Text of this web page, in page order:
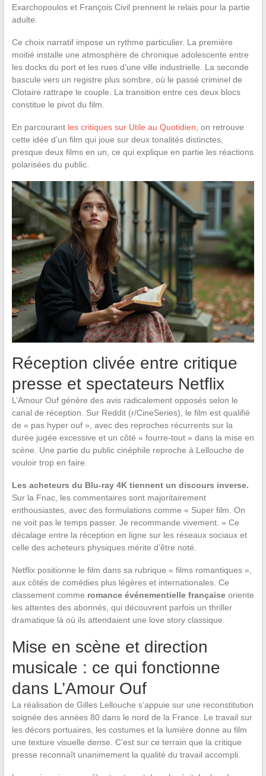
Exarchopoulos et François Civil prennent le relais pour la partie
adulte.
Ce choix narratif impose un rythme particulier. La première
moitié installe une atmosphère de chronique adolescente entre
les docks du port et les rues d’une ville industrielle. La seconde
bascule vers un registre plus sombre, où le passé criminel de
Clotaire rattrape le couple. La transition entre ces deux blocs
constitue le pivot du film.
En parcourant les critiques sur Utile au Quotidien , on retrouve
cette idée d’un film qui joue sur deux tonalités distinctes,
presque deux films en un, ce qui explique en partie les réactions
polarisées du public.
Réception clivée entre critique
presse et spectateurs Netflix
L’Amour Ouf génère des avis radicalement opposés selon le
canal de réception. Sur Reddit (r/CineSeries), le film est qualifié
de « pas hyper ouf », avec des reproches récurrents sur la
durée jugée excessive et un côté « fourre-tout » dans la mise en
scène. Une partie du public cinéphile reproche à Lellouche de
vouloir trop en faire.
Les acheteurs du Blu-ray 4K tiennent un discours inverse.
Sur la Fnac, les commentaires sont majoritairement
enthousiastes, avec des formulations comme « Super film. On
ne voit pas le temps passer. Je recommande vivement. » Ce
décalage entre la réception en ligne sur les réseaux sociaux et
celle des acheteurs physiques mérite d’être noté.
Netflix positionne le film dans sa rubrique « films romantiques »,
aux côtés de comédies plus légères et internationales. Ce
classement comme romance événementielle françaiseoriente
les attentes des abonnés, qui découvrent parfois un thriller
dramatique là où ils attendaient une love story classique.
Mise en scène et direction
musicale : ce qui fonctionne
dans L’Amour Ouf
La réalisation de Gilles Lellouche s’appuie sur une reconstitution
soignée des années 80 dans le nord de la France. Le travail sur
les décors portuaires, les costumes et la lumière donne au film
une texture visuelle dense. C’est sur ce terrain que la critique
presse reconnaît unanimement la qualité du travail accompli.